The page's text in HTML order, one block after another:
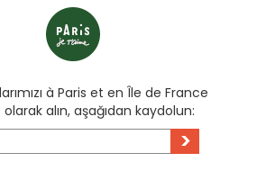
à Paris et en Île de France
alın, aşağıdan kaydolun:
>